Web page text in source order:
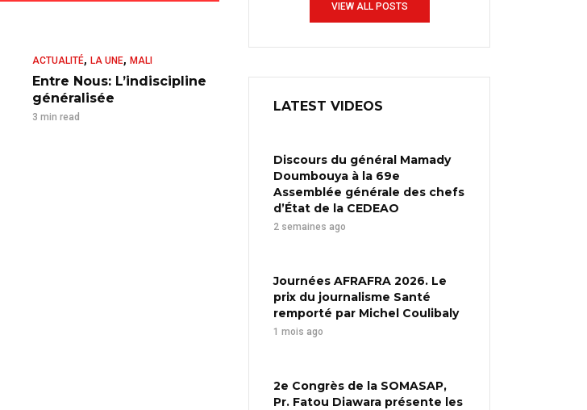
ACTUALITÉ, LA UNE, MALI
Entre Nous: L’indiscipline
généralisée
3 min read
VIEW ALL POSTS
LATEST VIDEOS
Discours du général Mamady
Doumbouya à la 69e
Assemblée générale des chefs
d’État de la CEDEAO
2 semaines ago
Journées AFRAFRA 2026. Le
prix du journalisme Santé
remporté par Michel Coulibaly
1 mois ago
2e Congrès de la SOMASAP,
Pr. Fatou Diawara présente les